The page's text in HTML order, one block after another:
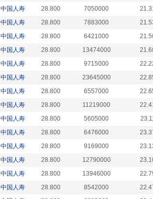
中国人寿 28.800 7050000
中国人寿 28.800 7883000
中国人寿 28.800 6421000
中国人寿 28.800 13474000
中国人寿 28.800 9715000
中国人寿 28.800 23645000
中国人寿 28.800 6557000
中国人寿 28.800 11219000
中国人寿 28.800 5605000
中国人寿 28.800 6476000
中国人寿 28.800 9169000
中国人寿 28.800 12790000
中国人寿 28.800 13946000
中国人寿 28.800 8542000